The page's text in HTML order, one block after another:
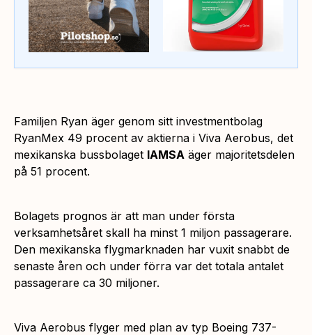
Familjen Ryan äger genom sitt investmentbolag
RyanMex 49 procent av aktierna i Viva Aerobus, det
mexikanska bussbolaget IAMSA äger majoritetsdelen
på 51 procent.
Bolagets prognos är att man under första
verksamhetsåret skall ha minst 1 miljon passagerare.
Den mexikanska flygmarknaden har vuxit snabbt de
senaste åren och under förra var det totala antalet
passagerare ca 30 miljoner.
Viva Aerobus flyger med plan av typ Boeing 737-